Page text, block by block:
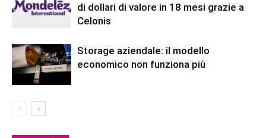
di dollari di valore in 18 mesi grazie a
Celonis
Storage aziendale: il modello
economico non funziona più